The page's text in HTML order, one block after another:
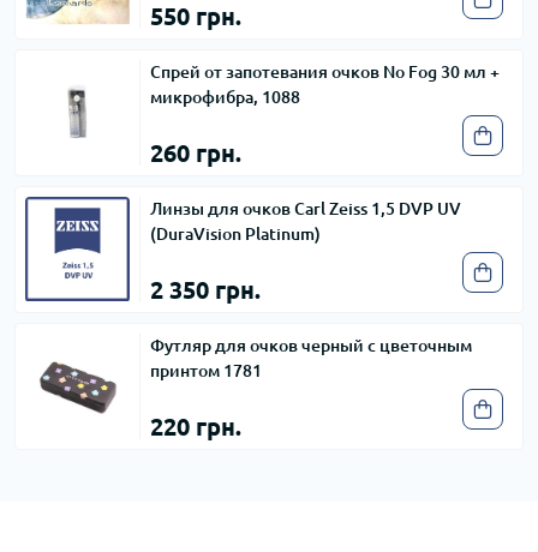
550 грн.
Спрей от запотевания очков No Fog 30 мл +
микрофибра, 1088
260 грн.
Линзы для очков Carl Zeiss 1,5 DVP UV
(DuraVision Platinum)
2 350 грн.
Футляр для очков черный с цветочным
принтом 1781
220 грн.